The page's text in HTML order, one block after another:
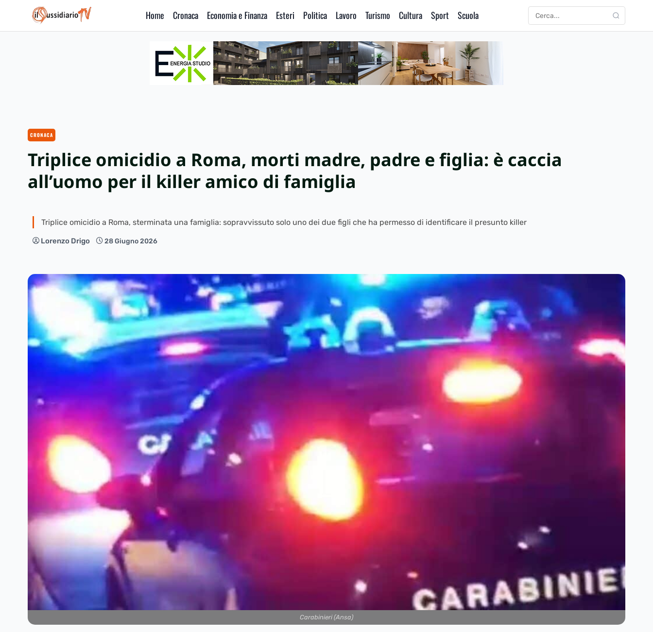
IlSussidiario TV
Home Cronaca Economia e Finanza Esteri Politica Lavoro Turismo Cultura Sport Scuola Cerca: CERCA
CRONACA
Triplice omicidio a Roma, morti madre, padre e figlia: è caccia
all’uomo per il killer amico di famiglia
Triplice omicidio a Roma, sterminata una famiglia: sopravvissuto solo uno dei due figli che ha permesso di identificare il presunto killer
Lorenzo Drigo 28 Giugno 2026
Carabinieri (Ansa)